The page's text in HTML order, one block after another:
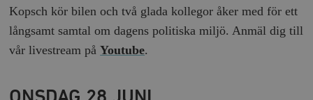
Kopsch kör bilen och två glada kollegor åker med för ett
långsamt samtal om dagens politiska miljö. Anmäl dig till
vår livestream påYoutube.